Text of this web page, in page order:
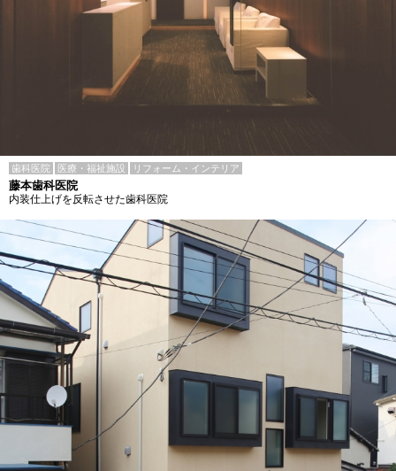
歯科医院 医療・福祉施設 リフォーム・インテリア
藤本歯科医院
内装仕上げを反転させた歯科医院